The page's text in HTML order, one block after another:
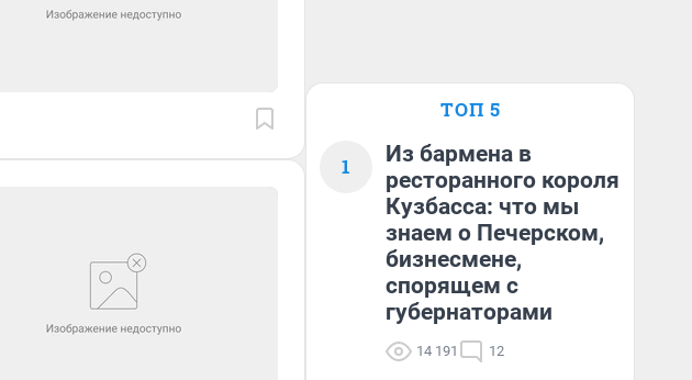
ТОП 5
1
Из бармена в
ресторанного короля
Кузбасса: что мы
знаем о Печерском,
бизнесмене,
спорящем с
губернаторами
14 191 12